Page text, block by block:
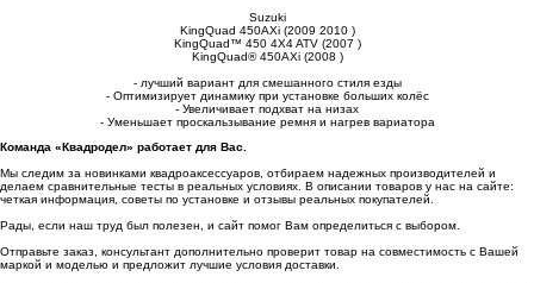
Suzuki
KingQuad 450AXi (2009 2010 )
KingQuad™ 450 4X4 ATV (2007 )
KingQuad® 450AXi (2008 )
- лучший вариант для смешанного стиля езды
- Оптимизирует динамику при установке больших колёс
- Увеличивает подхват на низах
- Уменьшает проскальзывание ремня и нагрев вариатора
Команда «Квадродел» работает для Вас.
Мы следим за новинками квадроаксессуаров, отбираем надежных производителей и
делаем сравнительные тесты в реальных условиях. В описании товаров у нас на сайте:
четкая информация, советы по установке и отзывы реальных покупателей.
Рады, если наш труд был полезен, и сайт помог Вам определиться с выбором.
Отправьте заказ, консультант дополнительно проверит товар на совместимость с Вашей
маркой и моделью и предложит лучшие условия доставки.